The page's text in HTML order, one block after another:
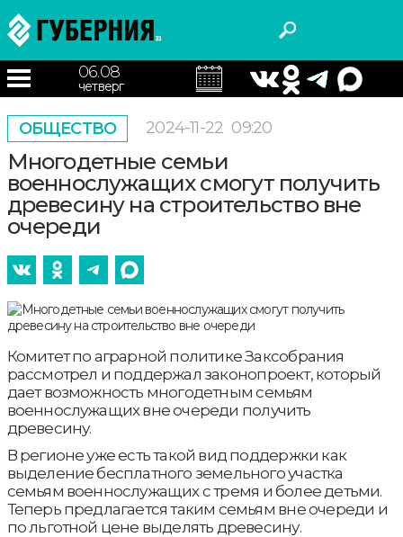
06.08
четверг
ОБЩЕСТВО 2024-11-22 09:20
Многодетные семьи
военнослужащих смогут получить
древесину на строительство вне
очереди
Комитет по аграрной политике Заксобрания
рассмотрел и поддержал законопроект, который
дает возможность многодетным семьям
военнослужащих вне очереди получить
древесину.
В регионе уже есть такой вид поддержки как
выделение бесплатного земельного участка
семьям военнослужащих с тремя и более детьми.
Теперь предлагается таким семьям вне очереди и
по льготной цене выделять древесину.